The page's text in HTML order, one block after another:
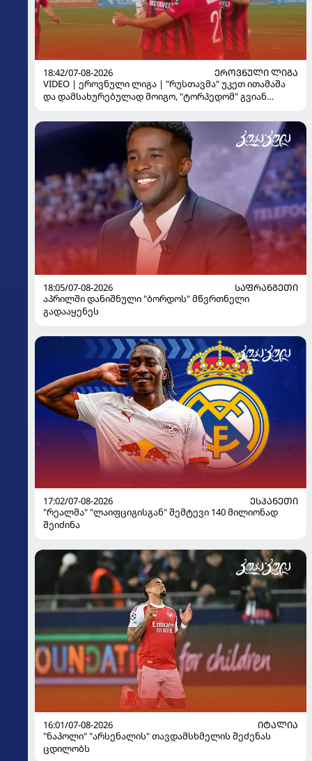
18:42/07-08-2026
ᲔᲠᲝᲕᲜᲣᲚᲘ ᲚᲘᲒᲐ
VIDEO | ეროვნული ლიგა | "რუსთავმა" უკეთ ითამაშა
და დამსახურებულად მოიგო, "ტორპედომ" გვიან
18:05/07-08-2026
ᲡᲐᲤᲠᲐᲜᲒᲔᲗᲘ
აპრილში დანიშნული "ბორდოს" მწვრთნელი
გადააყენეს
17:02/07-08-2026
ᲔᲡᲞᲐᲜᲔᲗᲘ
"რეალმა" "ლაიფციგისგან" შემტევი 140 მილიონად
შეიძინა
16:01/07-08-2026
ᲘᲢᲐᲚᲘᲐ
"ნაპოლი" "არსენალის" თავდამსხმელის შეძენას
ცდილობს